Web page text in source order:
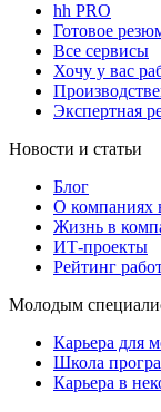
hh PRO
Готовое
Все сервисы
Хочу у вас
Экспертная
Новости и статьи
Блог
О компаниях
Жизнь в
ИТ-проекты
Рейтинг
Молодым
Карьера для
Школа
Карьера в